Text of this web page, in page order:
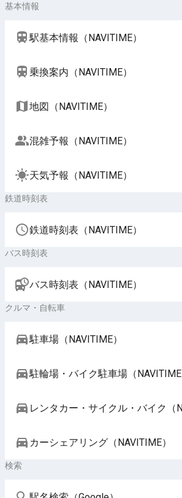
基本情報
駅基本情報（NAVITIME）
乗換案内（NAVITIME）
地図（NAVITIME）
混雑予報（NAVITIME）
天気予報（NAVITIME）
鉄道時刻表
鉄道時刻表（NAVITIME）
バス時刻表
バス時刻表（NAVITIME）
クルマ・自転車
駐車場（NAVITIME）
駐輪場・バイク駐車場（NAVITIME
レンタカー・サイクル・バイク（
カーシェアリング（NAVITIME）
検索